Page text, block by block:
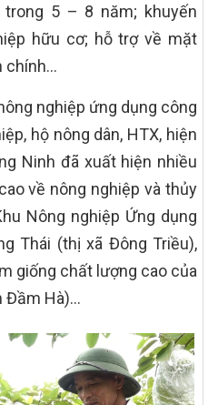
5 – 8 năm; khuyến
hữu cơ; hỗ trợ về mặt
chính…
nghiệp ứng dụng công
hộ nông dân, HTX, hiện
Ninh đã xuất hiện nhiều
về nông nghiệp và thủy
Nông nghiệp Ứng dụng
Thái (thị xã Đông Triều),
giống chất lượng cao của
Đầm Hà)…